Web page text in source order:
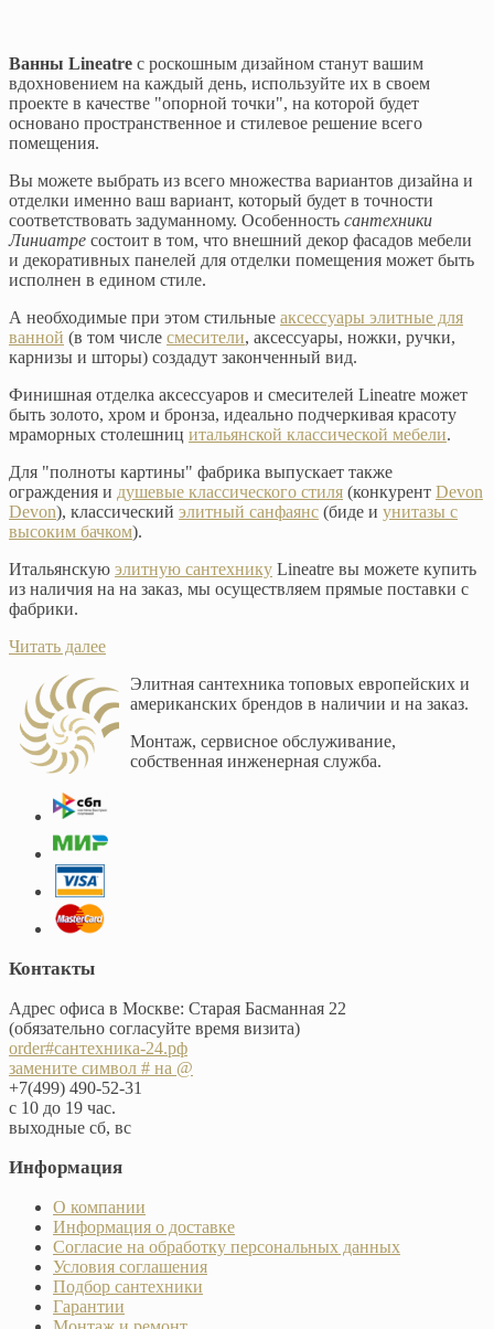
Ванны Lineatre с роскошным дизайном станут вашим
вдохновением на каждый день, используйте их в своем
проекте в качестве "опорной точки", на которой будет
основано пространственное и стилевое решение всего
помещения.
Вы можете выбрать из всего множества вариантов дизайна и
отделки именно ваш вариант, который будет в точности
соответствовать задуманному. Особенность сантехники
Линиатре состоит в том, что внешний декор фасадов мебели
и декоративных панелей для отделки помещения может быть
исполнен в едином стиле.
А необходимые при этом стильные аксессуары элитные для
ванной (в том числе смесители, аксессуары, ножки, ручки,
карнизы и шторы) создадут законченный вид.
Финишная отделка аксессуаров и смесителей Lineatre может
быть золото, хром и бронза, идеально подчеркивая красоту
мраморных столешниц итальянской классической мебели.
Для "полноты картины" фабрика выпускает также
ограждения и душевые классического стиля (конкурент Devon
Devon), классический элитный санфаянс (биде и унитазы с
высоким бачком).
Итальянскую элитную сантехнику Lineatre вы можете купить
из наличия на на заказ, мы осуществляем прямые поставки с
фабрики.
Читать далее
Элитная сантехника топовых европейских и
американских брендов в наличии и на заказ.
Монтаж, сервисное обслуживание,
собственная инженерная служба.
Контакты
Адрес офиса в Москве: Старая Басманная 22
(обязательно согласуйте время визита)
order#сантехника-24.рф
замените символ # на @
+7(499) 490-52-31
с 10 до 19 час.
выходные сб, вс
Информация
О компании
Информация о доставке
Согласие на обработку персональных данных
Условия соглашения
Подбор сантехники
Гарантии